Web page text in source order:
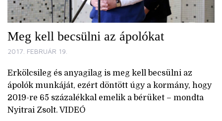
Meg kell becsülni az ápolókat
2017. FEBRUÁR 19.
Erkölcsileg és anyagilag is meg kell becsülni az
ápolók munkáját, ezért döntött úgy a kormány, hogy
2019-re 65 százalékkal emelik a bérüket – mondta
Nyitrai Zsolt. VIDEÓ